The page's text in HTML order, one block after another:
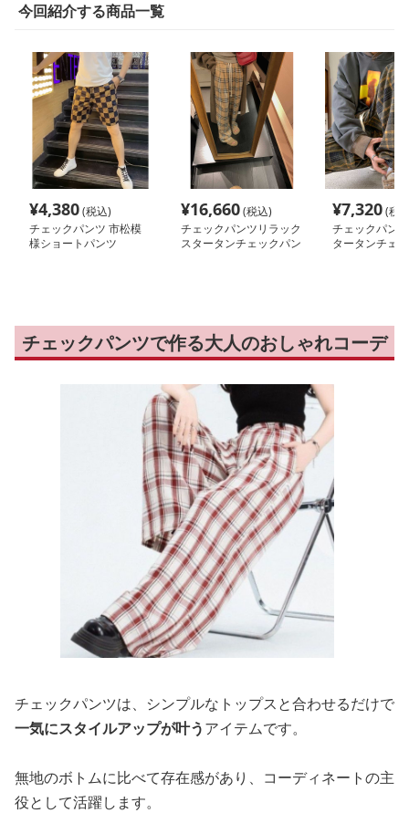
今回紹介する商品一覧
¥4,380(税込)
チェックパンツ 市松模
様ショートパンツ
¥16,660(税込)
チェックパンツリラック
スタータンチェックパン
¥7,320(税
チェックパン
タータンチェ
チェックパンツで作る大人のおしゃれコーデ
チェックパンツは、シンプルなトップスと合わせるだけで
一気にスタイルアップが叶うアイテムです。
無地のボトムに比べて存在感があり、コーディネートの主
役として活躍します。